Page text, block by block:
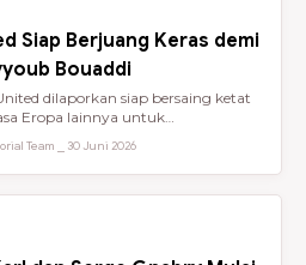
Siap Berjuang Keras demi
Bouaddi
dilaporkan siap bersaing ketat
Eropa lainnya untuk
Team ⎯ 30 Juni 2026